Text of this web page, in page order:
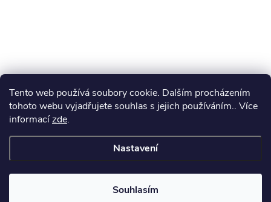
Tento web používá soubory cookie. Dalším procházením
tohoto webu vyjadřujete souhlas s jejich používáním.. Více
informacízde.
Nastavení
Souhlasím